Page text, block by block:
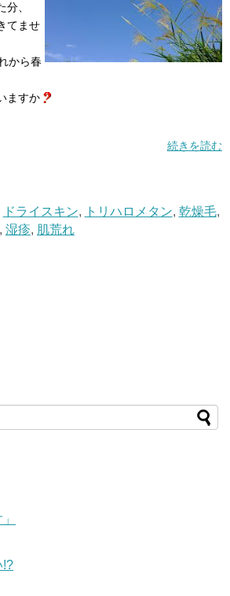
、
てませ
から春
ますか
続きを読む
ドライスキン, トリハロメタン, 乾燥毛,
, 湿疹, 肌荒れ
!?